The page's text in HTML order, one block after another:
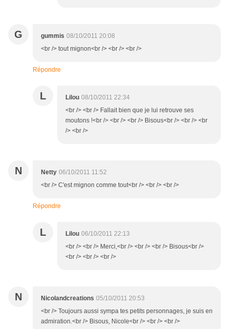
G gummis 08/10/2011 20:08
<br /> tout mignon<br /> <br /> <br />
Répondre
L Lilou 08/10/2011 22:34
<br /> <br /> Fallait bien que je lui retrouve ses
moutons !<br /> <br /> <br /> Bisous<br /> <br /> <br
/> <br />
N Netty 06/10/2011 11:52
<br /> C'est mignon comme tout<br /> <br /> <br />
Répondre
L Lilou 06/10/2011 22:13
<br /> <br /> Merci,<br /> <br /> <br /> Bisous<br />
<br /> <br /> <br />
N Nicolandcreations 05/10/2011 20:53
<br /> Toujours aussi sympa tes petits personnages, je suis en
admiration.<br /> Bisous, Nicole<br /> <br /> <br />